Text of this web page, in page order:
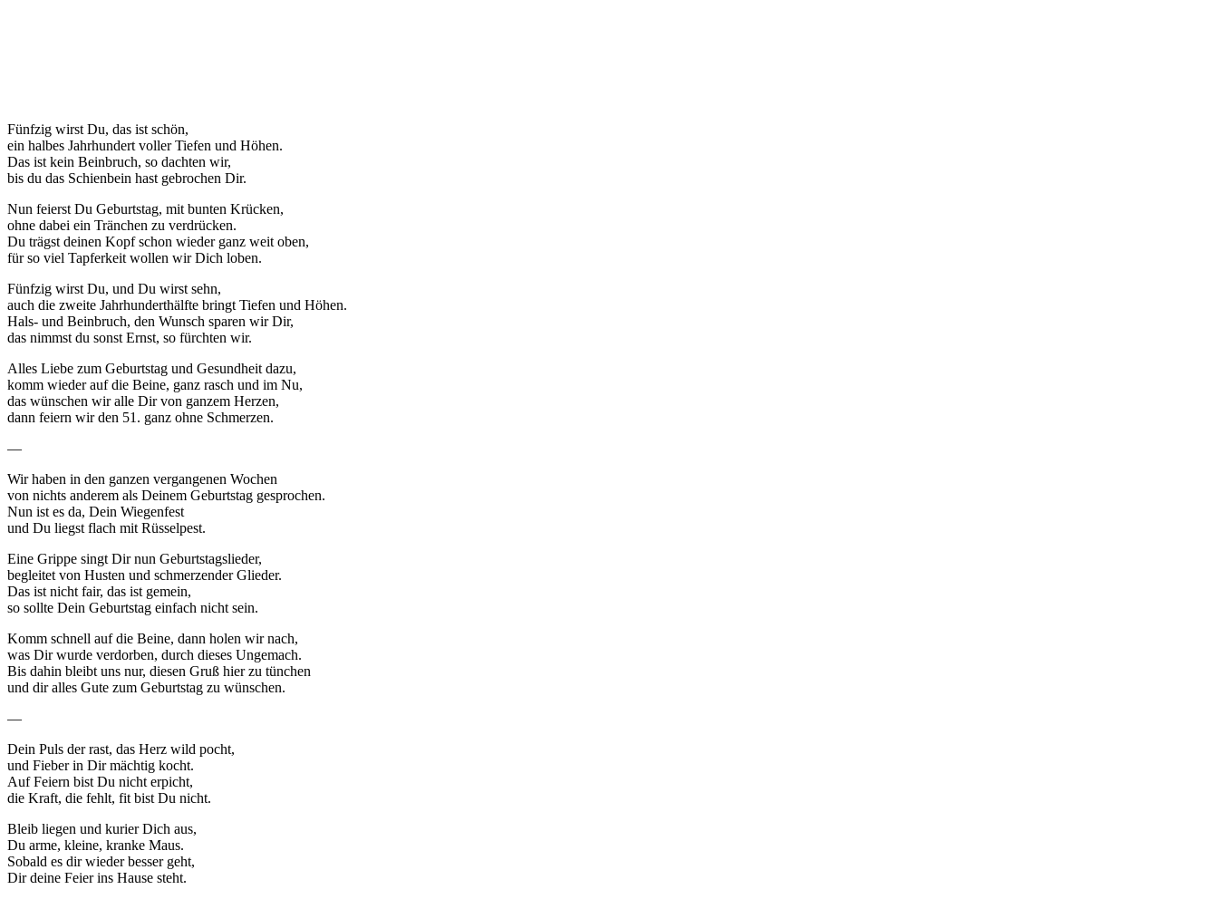
Fünfzig wirst Du, das ist schön,
ein halbes Jahrhundert voller Tiefen und Höhen.
Das ist kein Beinbruch, so dachten wir,
bis du das Schienbein hast gebrochen Dir.
Nun feierst Du Geburtstag, mit bunten Krücken,
ohne dabei ein Tränchen zu verdrücken.
Du trägst deinen Kopf schon wieder ganz weit oben,
für so viel Tapferkeit wollen wir Dich loben.
Fünfzig wirst Du, und Du wirst sehn,
auch die zweite Jahrhunderthälfte bringt Tiefen und Höhen.
Hals- und Beinbruch, den Wunsch sparen wir Dir,
das nimmst du sonst Ernst, so fürchten wir.
Alles Liebe zum Geburtstag und Gesundheit dazu,
komm wieder auf die Beine, ganz rasch und im Nu,
das wünschen wir alle Dir von ganzem Herzen,
dann feiern wir den 51. ganz ohne Schmerzen.
—
Wir haben in den ganzen vergangenen Wochen
von nichts anderem als Deinem Geburtstag gesprochen.
Nun ist es da, Dein Wiegenfest
und Du liegst flach mit Rüsselpest.
Eine Grippe singt Dir nun Geburtstagslieder,
begleitet von Husten und schmerzender Glieder.
Das ist nicht fair, das ist gemein,
so sollte Dein Geburtstag einfach nicht sein.
Komm schnell auf die Beine, dann holen wir nach,
was Dir wurde verdorben, durch dieses Ungemach.
Bis dahin bleibt uns nur, diesen Gruß hier zu tünchen
und dir alles Gute zum Geburtstag zu wünschen.
—
Dein Puls der rast, das Herz wild pocht,
und Fieber in Dir mächtig kocht.
Auf Feiern bist Du nicht erpicht,
die Kraft, die fehlt, fit bist Du nicht.
Bleib liegen und kurier Dich aus,
Du arme, kleine, kranke Maus.
Sobald es dir wieder besser geht,
Dir deine Feier ins Hause steht.